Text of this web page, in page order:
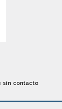
sin contacto